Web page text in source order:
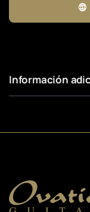
Información